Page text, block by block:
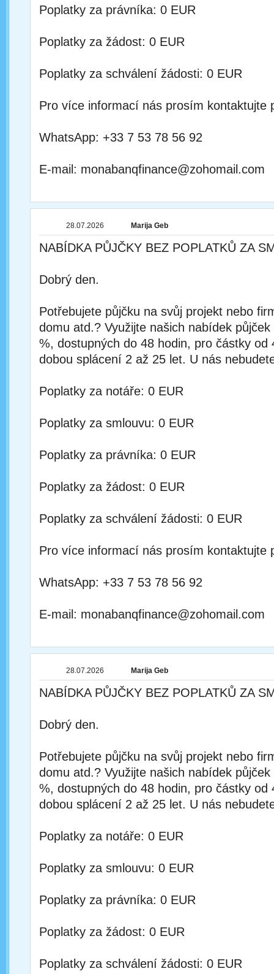
Poplatky za právníka: 0 EUR
Poplatky za žádost: 0 EUR
Poplatky za schválení žádosti: 0 EUR
Pro více informací nás prosím kontaktujte
WhatsApp: +33 7 53 78 56 92
E-mail: monabanqfinance@zohomail.com
28.07.2026 Marija Geb
NABÍDKA PŮJČKY BEZ POPLATKŮ ZA
Dobrý den.
Potřebujete půjčku na svůj projekt nebo
domu atd.? Využijte našich nabídek
%, dostupných do 48 hodin, pro částky od
dobou splácení 2 až 25 let. U nás
Poplatky za notáře: 0 EUR
Poplatky za smlouvu: 0 EUR
Poplatky za právníka: 0 EUR
Poplatky za žádost: 0 EUR
Poplatky za schválení žádosti: 0 EUR
Pro více informací nás prosím kontaktujte
WhatsApp: +33 7 53 78 56 92
E-mail: monabanqfinance@zohomail.com
28.07.2026 Marija Geb
NABÍDKA PŮJČKY BEZ POPLATKŮ ZA
Dobrý den.
Potřebujete půjčku na svůj projekt nebo
domu atd.? Využijte našich nabídek
%, dostupných do 48 hodin, pro částky od
dobou splácení 2 až 25 let. U nás
Poplatky za notáře: 0 EUR
Poplatky za smlouvu: 0 EUR
Poplatky za právníka: 0 EUR
Poplatky za žádost: 0 EUR
Poplatky za schválení žádosti: 0 EUR